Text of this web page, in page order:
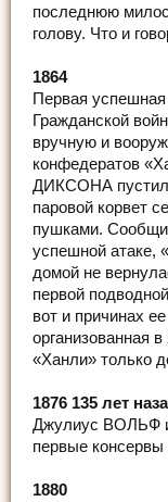
последнюю
голову. Что и
1864
Первая
Гражданской
вручную и
конфедератов
ДИКСОНА
паровой корвет
пушками.
успешной атаке,
домой не
первой
вот и причинах
организованная
«Ханли» только
1876 135 лет
Джулиус ВОЛЬФ
первые консервы
1880